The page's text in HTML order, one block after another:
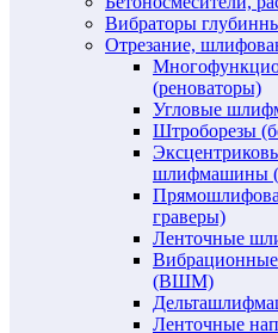
Вибраторы
Отрезание,
(реноваторы)
Угловые
Штроборезы
граверы)
Ленточные
(ВШМ)
Ленточные